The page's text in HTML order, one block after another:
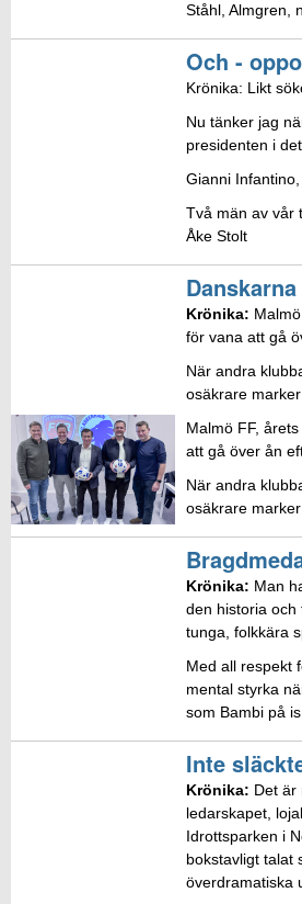
Ståhl, Almgren,
Och -
Krönika: Likt
Nu tänker jag
presidenten i
Gianni
Två män av vår
Åke Stolt
Krönika:
för vana att gå
När andra
osäkrare
Malmö FF,
att gå över ån
När andra
osäkrare
Krönika: Man
den historia
tunga, folkkära
Med all respekt
mental styrka
som Bambi på
Inte
Krönika: Det är
ledarskapet,
Idrottsparken i
bokstavligt talat
överdramatiska